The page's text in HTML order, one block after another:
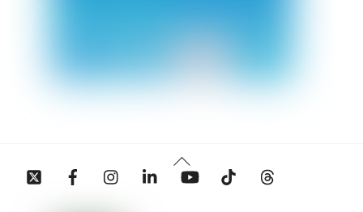
Back
To
Twitter Facebook InstagramLinkedin YouTube Tiktok